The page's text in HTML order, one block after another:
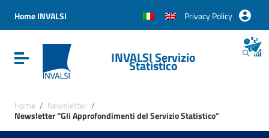
Vai al menu di navigazione
Vai al footer
Home INVALSI Privacy Policy
Attiva / disattiva la navigazioneINVALSI Servizio
Statistico
Home / Newsletter /
Newsletter “Gli Approfondimenti del Servizio Statistico”